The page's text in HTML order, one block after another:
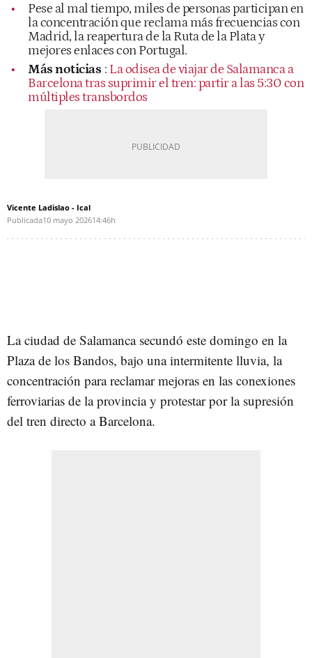
Pese al mal tiempo, miles de personas participan en
la concentración que reclama más frecuencias con
Madrid, la reapertura de la Ruta de la Plata y
mejores enlaces con Portugal.
Más noticias : La odisea de viajar de Salamanca a
Barcelona tras suprimir el tren: partir a las 5:30 con
múltiples transbordos
Vicente Ladislao - Ical
Publicada10 mayo 202614:46h
La ciudad de Salamanca secundó este domingo en la
Plaza de los Bandos, bajo una intermitente lluvia, la
concentración para reclamar mejoras en las conexiones
ferroviarias de la provincia y protestar por la supresión
del tren directo a Barcelona.